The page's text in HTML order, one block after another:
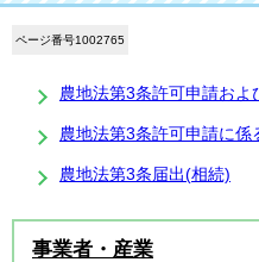
ページ番号1002765
農地法第3条許可申請およ
農地法第3条許可申請に係
農地法第3条届出(相続)
事業者・産業